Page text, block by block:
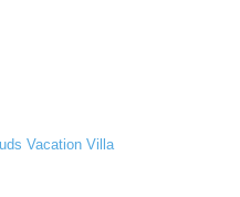
Vacation Villa